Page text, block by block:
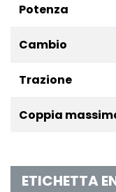
Potenza
Cambio
Trazione
Coppia
ETICHETTA